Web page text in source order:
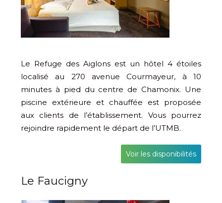
Le Refuge des Aiglons est un hôtel 4 étoiles
localisé au 270 avenue Courmayeur, à 10
minutes à pied du centre de Chamonix. Une
piscine extérieure et chauffée est proposée
aux clients de l’établissement. Vous pourrez
rejoindre rapidement le départ de l’UTMB.
Voir les disponibilités
Le Faucigny